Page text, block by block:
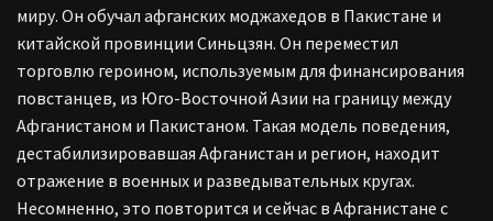
миру. Он обучал афганских моджахедов в Пакистане и
китайской провинции Синьцзян. Он переместил
торговлю героином, используемым для финансирования
повстанцев, из Юго-Восточной Азии на границу между
Афганистаном и Пакистаном. Такая модель поведения,
дестабилизировавшая Афганистан и регион, находит
отражение в военных и разведывательных кругах.
Несомненно, это повторится и сейчас в Афганистане с